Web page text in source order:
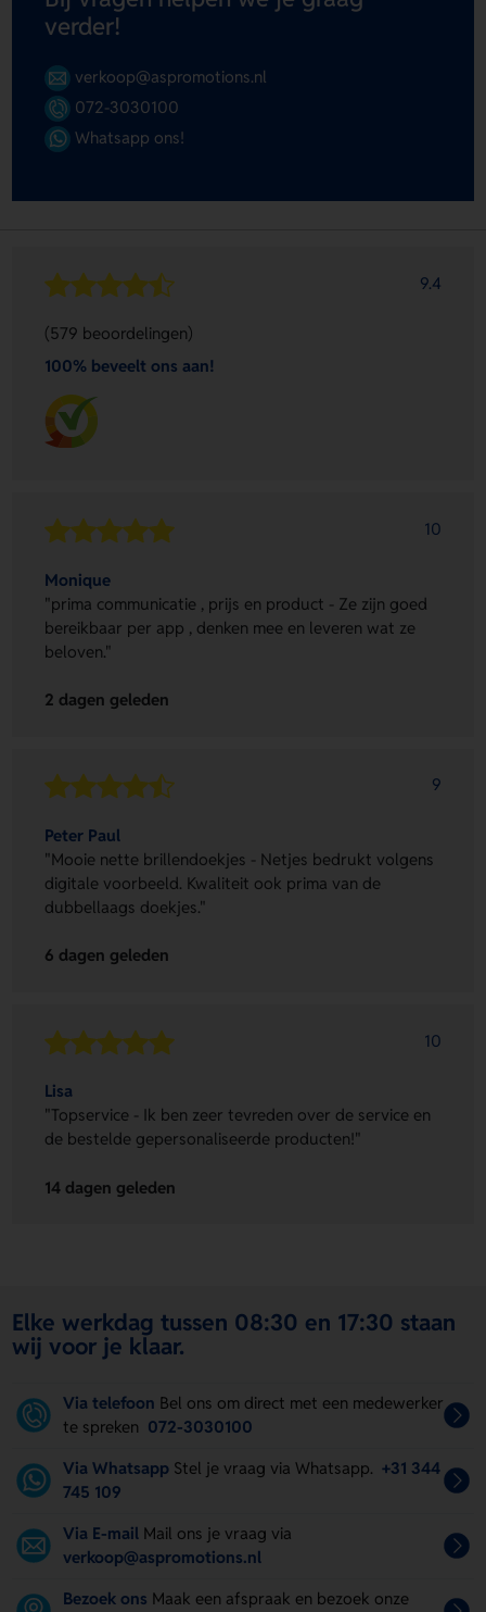
verder!
verkoop@aspromotions.nl
072-3030100
Whatsapp ons!
9.4
(579 beoordelingen)
100% beveelt ons aan!
10
Monique
"prima communicatie , prijs en product - Ze zijn goed
bereikbaar per app , denken mee en leveren wat ze
beloven."
2 dagen geleden
9
Peter Paul
"Mooie nette brillendoekjes - Netjes bedrukt volgens
digitale voorbeeld. Kwaliteit ook prima van de
dubbellaags doekjes."
6 dagen geleden
10
Lisa
"Topservice - Ik ben zeer tevreden over de service en
de bestelde gepersonaliseerde producten!"
14 dagen geleden
Elke werkdag tussen 08:30 en 17:30 staan
wij voor je klaar.
Via telefoon Bel ons om direct met een medewerker
te spreken 072-3030100
Via Whatsapp Stel je vraag via Whatsapp. +31 344
745 109
Via E-mail Mail ons je vraag via
verkoop@aspromotions.nl
Bezoek ons Maak een afspraak en bezoek onze